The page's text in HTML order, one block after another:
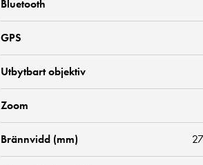
Bluetooth
GPS
Utbytbart objektiv
Zoom
Brännvidd (mm)